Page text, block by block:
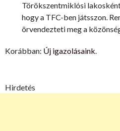
Törökszentmiklósi
hogy a TFC-ben játsszon.
örvendezteti meg a
Korábban: Új igazolásaink.
Hirdetés